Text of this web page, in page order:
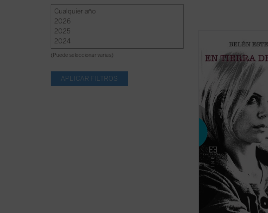
(Puede seleccionar varias)
¿Cómo ha cambiado,
revolucionarios 60, el
femenino en el cine?
En tierra de hombres.
feminismo en el cine
presenta un análisis
prejuicios de las claves
(ver ficha)